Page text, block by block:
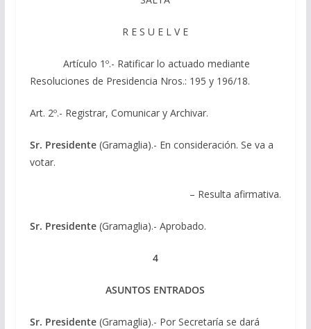
R E S U E L V E
Artículo 1º.- Ratificar lo actuado mediante
Resoluciones de Presidencia Nros.: 195 y 196/18.
Art. 2º.- Registrar, Comunicar y Archivar.
Sr. Presidente(Gramaglia).- En consideración. Se va a
votar.
– Resulta afirmativa.
Sr. Presidente(Gramaglia).- Aprobado.
4
ASUNTOS ENTRADOS
Sr. Presidente (Gramaglia).- Por Secretaría se dará